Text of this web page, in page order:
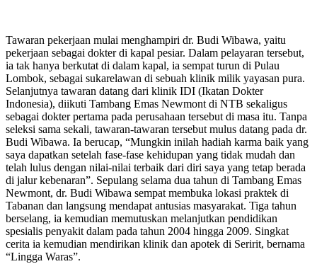
Tawaran pekerjaan mulai menghampiri dr. Budi Wibawa, yaitu
pekerjaan sebagai dokter di kapal pesiar. Dalam pelayaran tersebut,
ia tak hanya berkutat di dalam kapal, ia sempat turun di Pulau
Lombok, sebagai sukarelawan di sebuah klinik milik yayasan pura.
Selanjutnya tawaran datang dari klinik IDI (Ikatan Dokter
Indonesia), diikuti Tambang Emas Newmont di NTB sekaligus
sebagai dokter pertama pada perusahaan tersebut di masa itu. Tanpa
seleksi sama sekali, tawaran-tawaran tersebut mulus datang pada dr.
Budi Wibawa. Ia berucap, “Mungkin inilah hadiah karma baik yang
saya dapatkan setelah fase-fase kehidupan yang tidak mudah dan
telah lulus dengan nilai-nilai terbaik dari diri saya yang tetap berada
di jalur kebenaran”. Sepulang selama dua tahun di Tambang Emas
Newmont, dr. Budi Wibawa sempat membuka lokasi praktek di
Tabanan dan langsung mendapat antusias masyarakat. Tiga tahun
berselang, ia kemudian memutuskan melanjutkan pendidikan
spesialis penyakit dalam pada tahun 2004 hingga 2009. Singkat
cerita ia kemudian mendirikan klinik dan apotek di Seririt, bernama
“Lingga Waras”.